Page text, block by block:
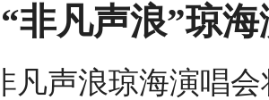
非凡声浪”琼
凡声浪琼海演唱